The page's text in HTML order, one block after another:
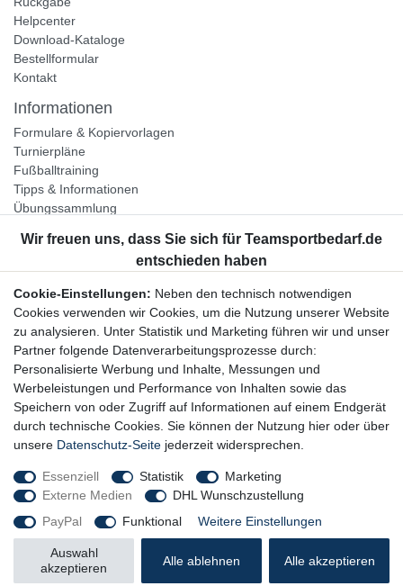
Helpcenter
Download-Kataloge
Bestellformular
Kontakt
Informationen
Formulare & Kopiervorlagen
Turnierpläne
Fußballtraining
Tipps & Informationen
Übungssammlung
Unternehmen
Widerrufsrecht
Bestellung widerrufen
Datenschutzerklärung
AGB
Impressum
Newsletter
Newsletter-Anmeldung
© Copyright 2026 Trainingsunterlagen24 GmbH. Alle Rechte vorbehalten.
Cookie-Einstellungen: Neben den technisch notwendigen
Cookies verwenden wir Cookies, um die Nutzung unserer Website
zu analysieren. Unter Statistik und Marketing führen wir und unser
Partner folgende Datenverarbeitungsprozesse durch:
Personalisierte Werbung und Inhalte, Messungen und
Werbeleistungen und Performance von Inhalten sowie das
Speichern von oder Zugriff auf Informationen auf einem Endgerät
durch technische Cookies. Sie können der Nutzung hier oder über
unsere Datenschutz-Seite jederzeit widersprechen.
Essenziell Statistik
Marketing
Externe Medien
DHL Wunschzustellung
PayPal
Funktional Weitere Einstellungen
Alle akzeptieren
Alle ablehnen
Auswahl
akzeptieren